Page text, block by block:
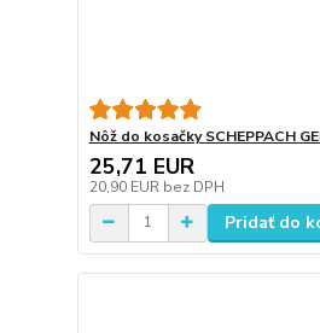
Nôž do kosačky SCHEPPACH
25,71 EUR
20,90 EUR bez DPH
Pridať do